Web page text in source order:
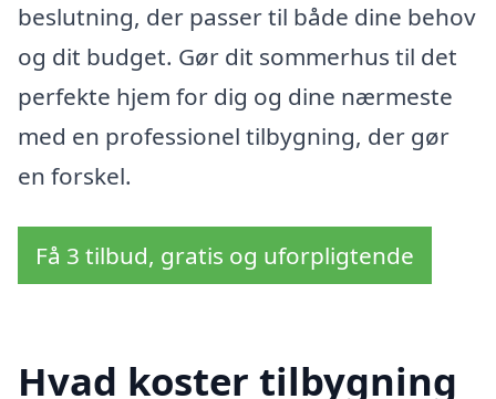
beslutning, der passer til både dine behov
og dit budget. Gør dit sommerhus til det
perfekte hjem for dig og dine nærmeste
med en professionel tilbygning, der gør
en forskel.
Få 3 tilbud, gratis og uforpligtende
Hvad koster tilbygning